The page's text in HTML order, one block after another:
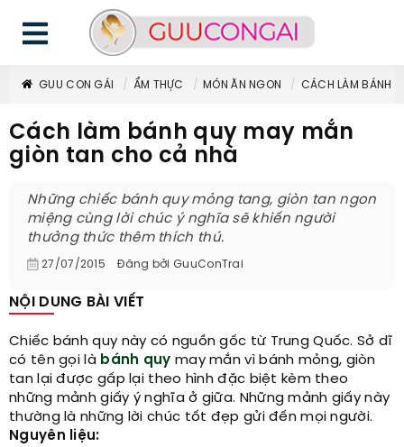
GUU CON GÁI ẨM THỰC MÓN ĂN NGON CÁCH LÀM BÁNH
Cách làm bánh quy may mắn
giòn tan cho cả nhà
Những chiếc bánh quy mỏng tang, giòn tan ngon
miệng cùng lời chúc ý nghĩa sẽ khiến người
thưởng thức thêm thích thú.
27/07/2015 Đăng bởi GuuConTrai
NỘI DUNG BÀI VIẾT
Chiếc bánh quy này có nguồn gốc từ Trung Quốc. Sở dĩ
có tên gọi là bánh quy may mắn vì bánh mỏng, giòn
tan lại được gấp lại theo hình đặc biệt kèm theo
những mảnh giấy ý nghĩa ở giữa. Những mảnh giấy này
thường là những lời chúc tốt đẹp gửi đến mọi người.
Nguyên liệu: